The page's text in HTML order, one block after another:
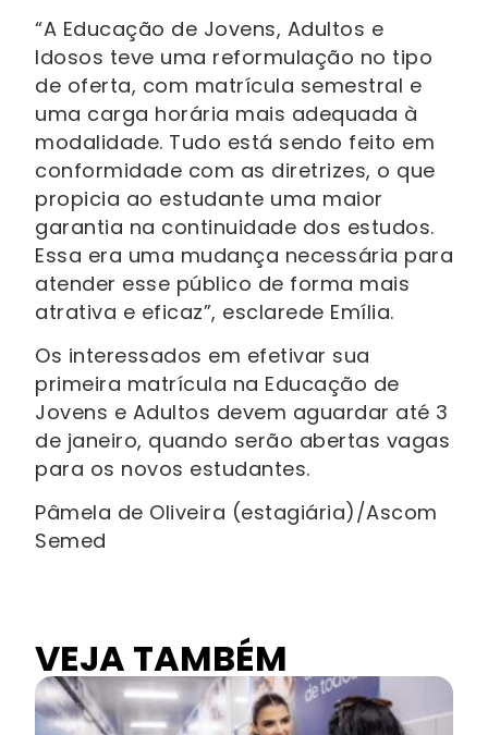
“A Educação de Jovens, Adultos e
Idosos teve uma reformulação no tipo
de oferta, com matrícula semestral e
uma carga horária mais adequada à
modalidade. Tudo está sendo feito em
conformidade com as diretrizes, o que
propicia ao estudante uma maior
garantia na continuidade dos estudos.
Essa era uma mudança necessária para
atender esse público de forma mais
atrativa e eficaz”, esclarede Emília.
Os interessados em efetivar sua
primeira matrícula na Educação de
Jovens e Adultos devem aguardar até 3
de janeiro, quando serão abertas vagas
para os novos estudantes.
Pâmela de Oliveira (estagiária)/Ascom
Semed
VEJA TAMBÉM